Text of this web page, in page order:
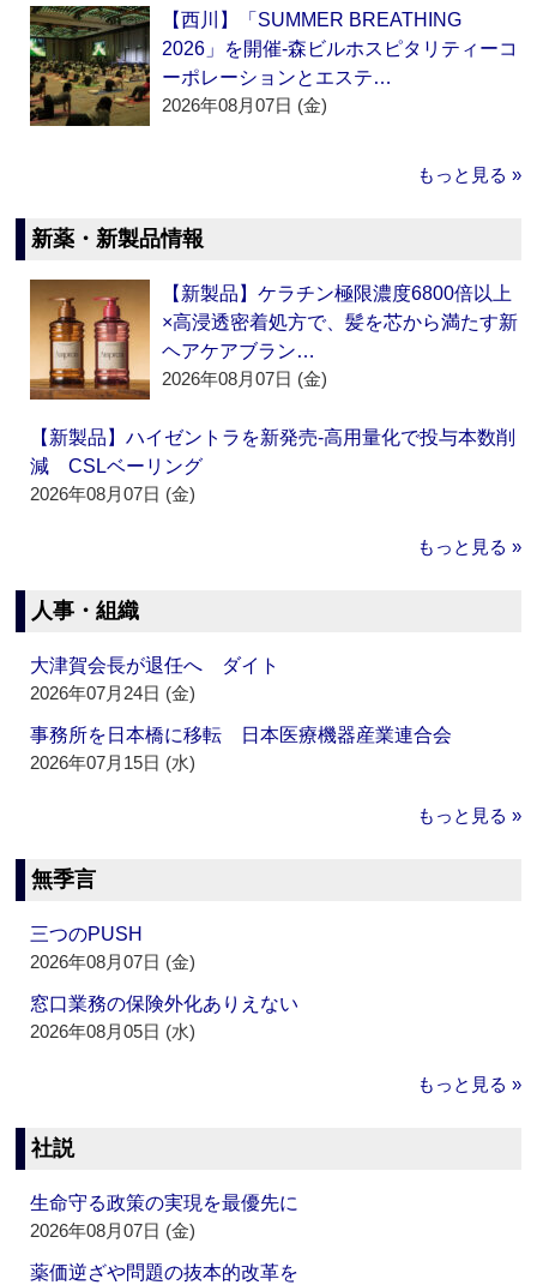
【西川】「SUMMER BREATHING
2026」を開催‐森ビルホスピタリティーコ
ーポレーションとエステ…
2026年08月07日 (金)
もっと見る »
新薬・新製品情報
【新製品】ケラチン極限濃度6800倍以上
×高浸透密着処方で、髪を芯から満たす新
ヘアケアブラン…
2026年08月07日 (金)
【新製品】ハイゼントラを新発売‐高用量化で投与本数削
減 CSLベーリング
2026年08月07日 (金)
もっと見る »
人事・組織
大津賀会長が退任へ ダイト
2026年07月24日 (金)
事務所を日本橋に移転 日本医療機器産業連合会
2026年07月15日 (水)
もっと見る »
無季言
三つのPUSH
2026年08月07日 (金)
窓口業務の保険外化ありえない
2026年08月05日 (水)
もっと見る »
社説
生命守る政策の実現を最優先に
2026年08月07日 (金)
薬価逆ざや問題の抜本的改革を